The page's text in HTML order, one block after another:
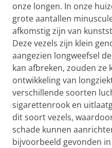
onze longen. In onze
grote aantallen
afkomstig zijn van
Deze vezels zijn klein
aangezien longweefsel
kan afbreken, zouden ze
ontwikkeling van
verschillende soorten
sigarettenrook en
dit soort vezels,
schade kunnen
bijvoorbeeld gevonden